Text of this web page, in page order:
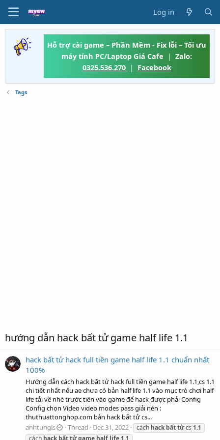
Log in
Hỗ trợ cài game – Phần Mềm - Fix lỗi – Tối ưu
máy tính PC/Laptop Giá Cafe | Zalo:
0325.536.270 | Facebook
Tags
hướng dẫn hack bất tử game half life 1.1
hack bất tử hack full tiền game half life 1.1 chuẩn nhất
100%
Hướng dẫn cách hack bất tử hack full tiền game half life 1.1,cs 1.1
chi tiết nhất nếu ae chưa có bản half life 1.1 vào mục trò chơi half
life tải về nhé trước tiên vào game để hack được phải Config
Config chọn Video video modes pass giải nén :
thuthuattonghop.com bản hack bất tử cs...
anhtungls
Thread Dec 31, 2022 cách hack bấttửcs 1.1
cách hack bấttửgame half life 1.1